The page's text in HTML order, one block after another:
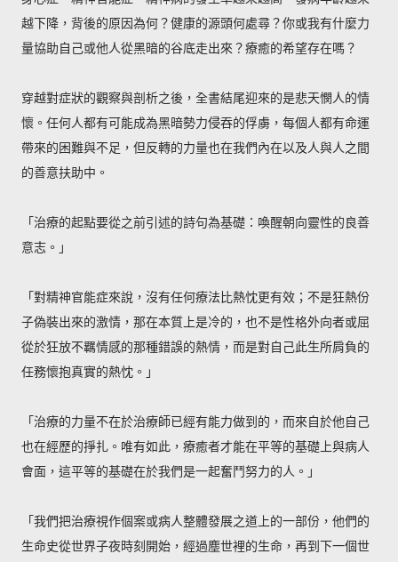
越下降，背後的原因為何？健康的源頭何處尋？你或我有什麼力
量協助自己或他人從黑暗的谷底走出來？療癒的希望存在嗎？
穿越對症狀的觀察與剖析之後，全書結尾迎來的是悲天憫人的情
懷。任何人都有可能成為黑暗勢力侵吞的俘虜，每個人都有命運
帶來的困難與不足，但反轉的力量也在我們內在以及人與人之間
的善意扶助中。
「治療的起點要從之前引述的詩句為基礎：喚醒朝向靈性的良善
意志。」
「對精神官能症來說，沒有任何療法比熱忱更有效；不是狂熱份
子偽裝出來的激情，那在本質上是冷的，也不是性格外向者或屈
從於狂放不羈情感的那種錯誤的熱情，而是對自己此生所肩負的
任務懷抱真實的熱忱。」
「治療的力量不在於治療師已經有能力做到的，而來自於他自己
也在經歷的掙扎。唯有如此，療癒者才能在平等的基礎上與病人
會面，這平等的基礎在於我們是一起奮鬥努力的人。」
「我們把治療視作個案或病人整體發展之道上的一部份，他們的
生命史從世界子夜時刻開始，經過塵世裡的生命，再到下一個世